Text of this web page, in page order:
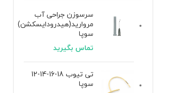
سرسوزن جراحی آب
مروارید(هیدرودایسکشن)
سوپا
تماس بگیرید
تی تیوب 18-16-14-12
سوپا